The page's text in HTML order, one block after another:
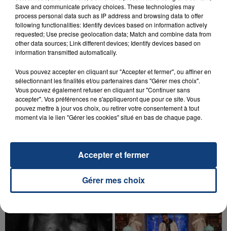
Un homme s'est immolé par le feu après avoir
aspergé sa compagne et leur bébé de trois mois
d'un liquide inflammable.
20 juillet 2026
UNE ADOLESCENTE DEVANT SE FAIRE
OPÉRER DE LA CHEVILLE RESSORT DE LA...
reconnu sa responsabilité et présenté ses
TITRES DIFFUSÉS
Save and communicate privacy choices. These technologies may
process personal data such as IP address and browsing data to offer
following functionalities: Identify devices based on information actively
requested; Use precise geolocation data; Match and combine data from
other data sources; Link different devices; Identify devices based on
information transmitted automatically.
Vous pouvez accepter en cliquant sur "Accepter et fermer", ou affiner en
sélectionnant les finalités et/ou partenaires dans "Gérer mes choix".
Vous pouvez également refuser en cliquant sur "Continuer sans
accepter". Vos préférences ne s'appliqueront que pour ce site. Vous
pouvez mettre à jour vos choix, ou retirer votre consentement à tout
moment via le lien "Gérer les cookies" situé en bas de chaque page.
Gérer mes choix
Accepter et fermer